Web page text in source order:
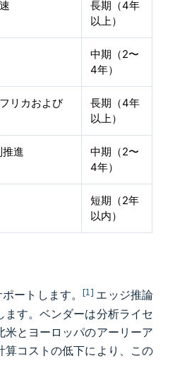
長期（4年
以上）
中期（2〜
4年）
リカおよび
長期（4年
以上）
進
中期（2〜
4年）
短期（2年
以内）
ートします。[1] エッジ推論
す。ベンダーは分析ライセ
とヨーロッパのアーリーア
算コストの低下により、この